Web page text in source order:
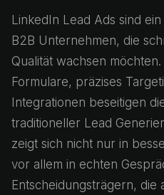
LinkedIn Lead Ads sind
B2B Unternehmen, die
Qualität wachsen
Formulare, präzises
Integrationen beseitigen
traditioneller Lead
zeigt sich nicht nur in
vor allem in echten
Entscheidungsträgern, die